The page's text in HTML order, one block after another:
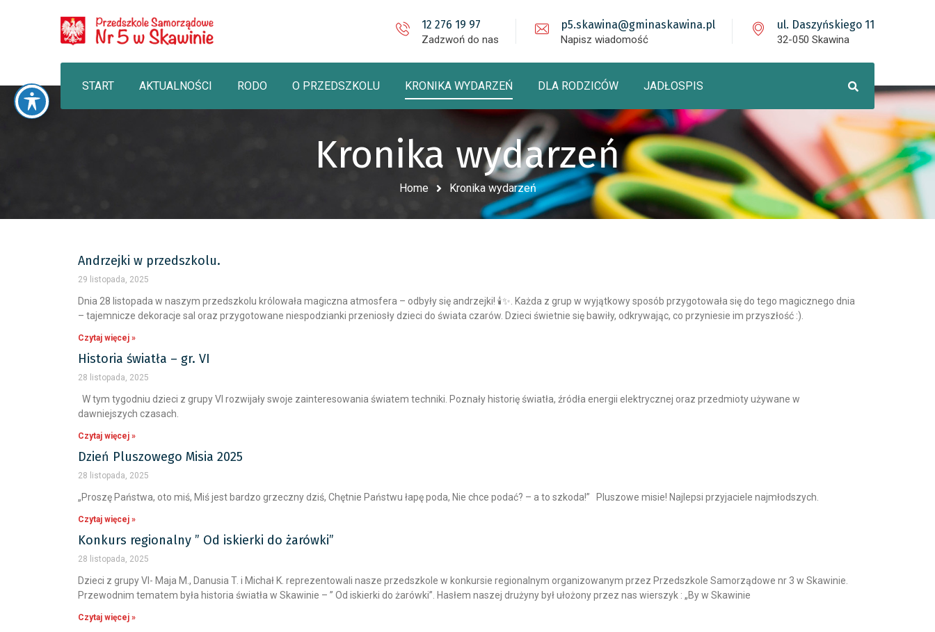
12 276 19 97
Zadzwoń do nas
p5.skawina@gminaskawina.pl
Napisz wiadomość
ul. Daszyńskiego 11
32-050 Skawina
START AKTUALNOŚCI RODO O PRZEDSZKOLU KRONIKA WYDARZEŃ DLA RODZICÓW JADŁOSPIS
Kronika wydarzeń
Home Kronika wydarzeń
Andrzejki w przedszkolu.
29 listopada, 2025
Dnia 28 listopada w naszym przedszkolu królowała magiczna atmosfera – odbyły się andrzejki! 🕯️✨. Każda z grup w wyjątkowy sposób przygotowała się do tego magicznego dnia
– tajemnicze dekoracje sal oraz przygotowane niespodzianki przeniosły dzieci do świata czarów. Dzieci świetnie się bawiły, odkrywając, co przyniesie im przyszłość :).
Czytaj więcej »
Historia światła – gr. VI
28 listopada, 2025
W tym tygodniu dzieci z grupy VI rozwijały swoje zainteresowania światem techniki. Poznały historię światła, źródła energii elektrycznej oraz przedmioty używane w
dawniejszych czasach.
Czytaj więcej »
Dzień Pluszowego Misia 2025
28 listopada, 2025
„Proszę Państwa, oto miś, Miś jest bardzo grzeczny dziś, Chętnie Państwu łapę poda, Nie chce podać? – a to szkoda!” Pluszowe misie! Najlepsi przyjaciele najmłodszych.
Czytaj więcej »
Konkurs regionalny ” Od iskierki do żarówki”
28 listopada, 2025
Dzieci z grupy VI- Maja M., Danusia T. i Michał K. reprezentowali nasze przedszkole w konkursie regionalnym organizowanym przez Przedszkole Samorządowe nr 3 w Skawinie.
Przewodnim tematem była historia światła w Skawinie – ” Od iskierki do żarówki”. Hasłem naszej drużyny był ułożony przez nas wierszyk : „By w Skawinie
Czytaj więcej »